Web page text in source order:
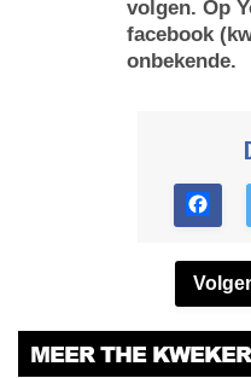
volgen. Op
facebook
onbekende.
MEER THE KWEKER